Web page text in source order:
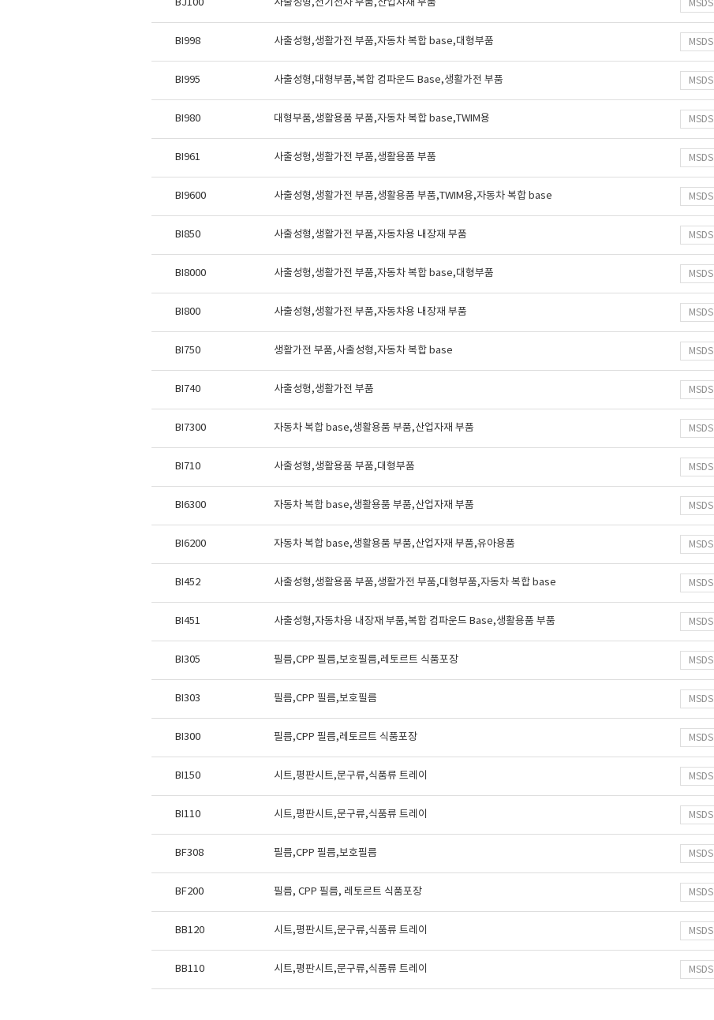
BJ100 사출성형,전기전자 부품,산업자재 부품 MSDS
BI998 사출성형,생활가전 부품,자동차 복합 base,대형부품 MSDS
BI995 사출성형,대형부품,복합 컴파운드 Base,생활가전 부품 MSDS
BI980 대형부품,생활용품 부품,자동차 복합 base,TWIM용 MSDS
BI961 사출성형,생활가전 부품,생활용품 부품 MSDS
BI9600 사출성형,생활가전 부품,생활용품 부품,TWIM용,자동차 복합 base MSDS
BI850 사출성형,생활가전 부품,자동차용 내장재 부품 MSDS
BI8000 사출성형,생활가전 부품,자동차 복합 base,대형부품 MSDS
BI800 사출성형,생활가전 부품,자동차용 내장재 부품 MSDS
BI750 생활가전 부품,사출성형,자동차 복합 base MSDS
BI740 사출성형,생활가전 부품 MSDS
BI7300 자동차 복합 base,생활용품 부품,산업자재 부품 MSDS
BI710 사출성형,생활용품 부품,대형부품 MSDS
BI6300 자동차 복합 base,생활용품 부품,산업자재 부품 MSDS
BI6200 자동차 복합 base,생활용품 부품,산업자재 부품,유아용품 MSDS
BI452 사출성형,생활용품 부품,생활가전 부품,대형부품,자동차 복합 base MSDS
BI451 사출성형,자동차용 내장재 부품,복합 컴파운드 Base,생활용품 부품 MSDS
BI305 필름,CPP 필름,보호필름,레토르트 식품포장 MSDS
BI303 필름,CPP 필름,보호필름 MSDS
BI300 필름,CPP 필름,레토르트 식품포장 MSDS
BI150 시트,평판시트,문구류,식품류 트레이 MSDS
BI110 시트,평판시트,문구류,식품류 트레이 MSDS
BF308 필름,CPP 필름,보호필름 MSDS
BF200 필름, CPP 필름, 레토르트 식품포장 MSDS
BB120 시트,평판시트,문구류,식품류 트레이 MSDS
BB110 시트,평판시트,문구류,식품류 트레이 MSDS